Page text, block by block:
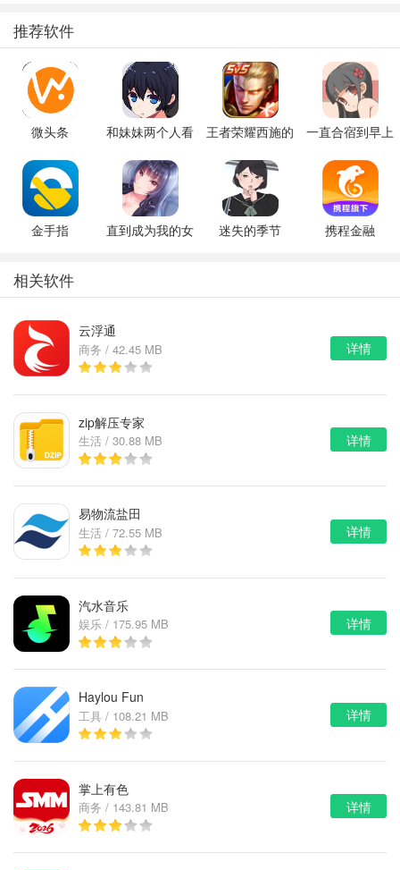
推荐软件
微头条
和妹妹两个人看
王者荣耀西施的
一直合宿到早上
金手指
直到成为我的女
迷失的季节
携程金融
相关软件
云浮通
商务 / 42.45 MB 详情
zip解压专家
生活 / 30.88 MB 详情
易物流盐田
生活 / 72.55 MB 详情
汽水音乐
娱乐 / 175.95 MB 详情
Haylou Fun
工具 / 108.21 MB 详情
掌上有色
商务 / 143.81 MB 详情